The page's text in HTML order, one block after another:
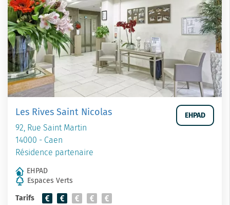
Les Rives Saint Nicolas
92, Rue Saint Martin
14000 - Caen
Résidence partenaire
EHPAD
EHPAD
Espaces Verts
Tarifs